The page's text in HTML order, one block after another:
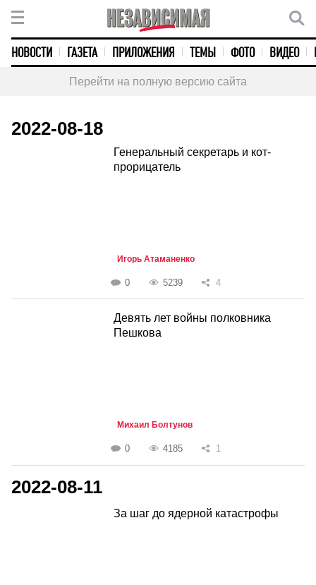
НОВОСТИ ГАЗЕТА ПРИЛОЖЕНИЯ ТЕМЫ ФОТО ВИДЕО
Перейти на полную версию сайта
2022-08-18
Генеральный секретарь и кот-
прорицатель
Игорь Атаманенко
0 5239 4
Девять лет войны полковника
Пешкова
Михаил Болтунов
0 4185 1
2022-08-11
За шаг до ядерной катастрофы